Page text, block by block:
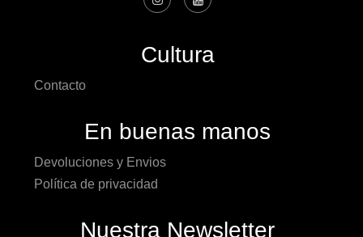
Cultura
Contacto
En buenas manos
Devoluciones y Envios
Política de privacidad
Nuestra Newsletter